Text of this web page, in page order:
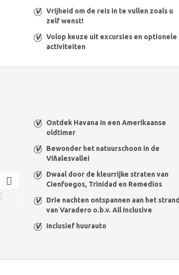
Vrijheid om de reis in te vullen zoals u
zelf wenst!
Volop keuze uit excursies en optionele
activiteiten
Ontdek Havana in een Amerikaanse
oldtimer
Bewonder het natuurschoon in de
Viñalesvallei
Dwaal door de kleurrijke straten van
Cienfuegos, Trinidad en Remedios
Drie nachten ontspannen aan het strand
van Varadero o.b.v. All Inclusive
Inclusief huurauto